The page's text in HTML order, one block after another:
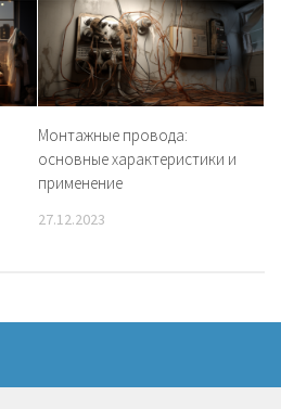
Монтажные провода:
основные характеристики и
применение
27.12.2023